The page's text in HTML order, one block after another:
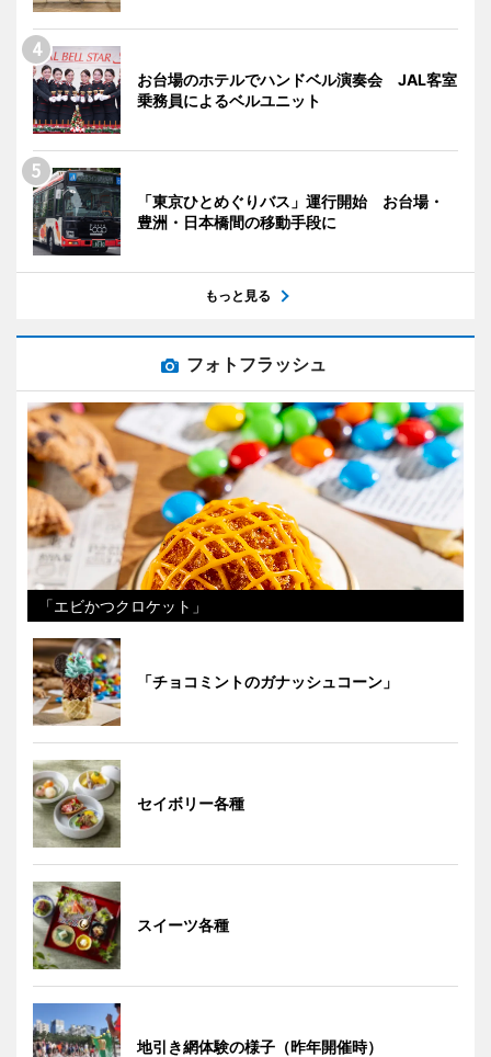
お台場のホテルでハンドベル演奏会 JAL客室
乗務員によるベルユニット
「東京ひとめぐりバス」運行開始 お台場・
豊洲・日本橋間の移動手段に
もっと見る
フォトフラッシュ
「エビかつクロケット」
「チョコミントのガナッシュコーン」
セイボリー各種
スイーツ各種
地引き網体験の様子（昨年開催時）